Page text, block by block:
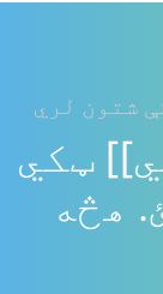
شتون لري
ټکي
هڅه